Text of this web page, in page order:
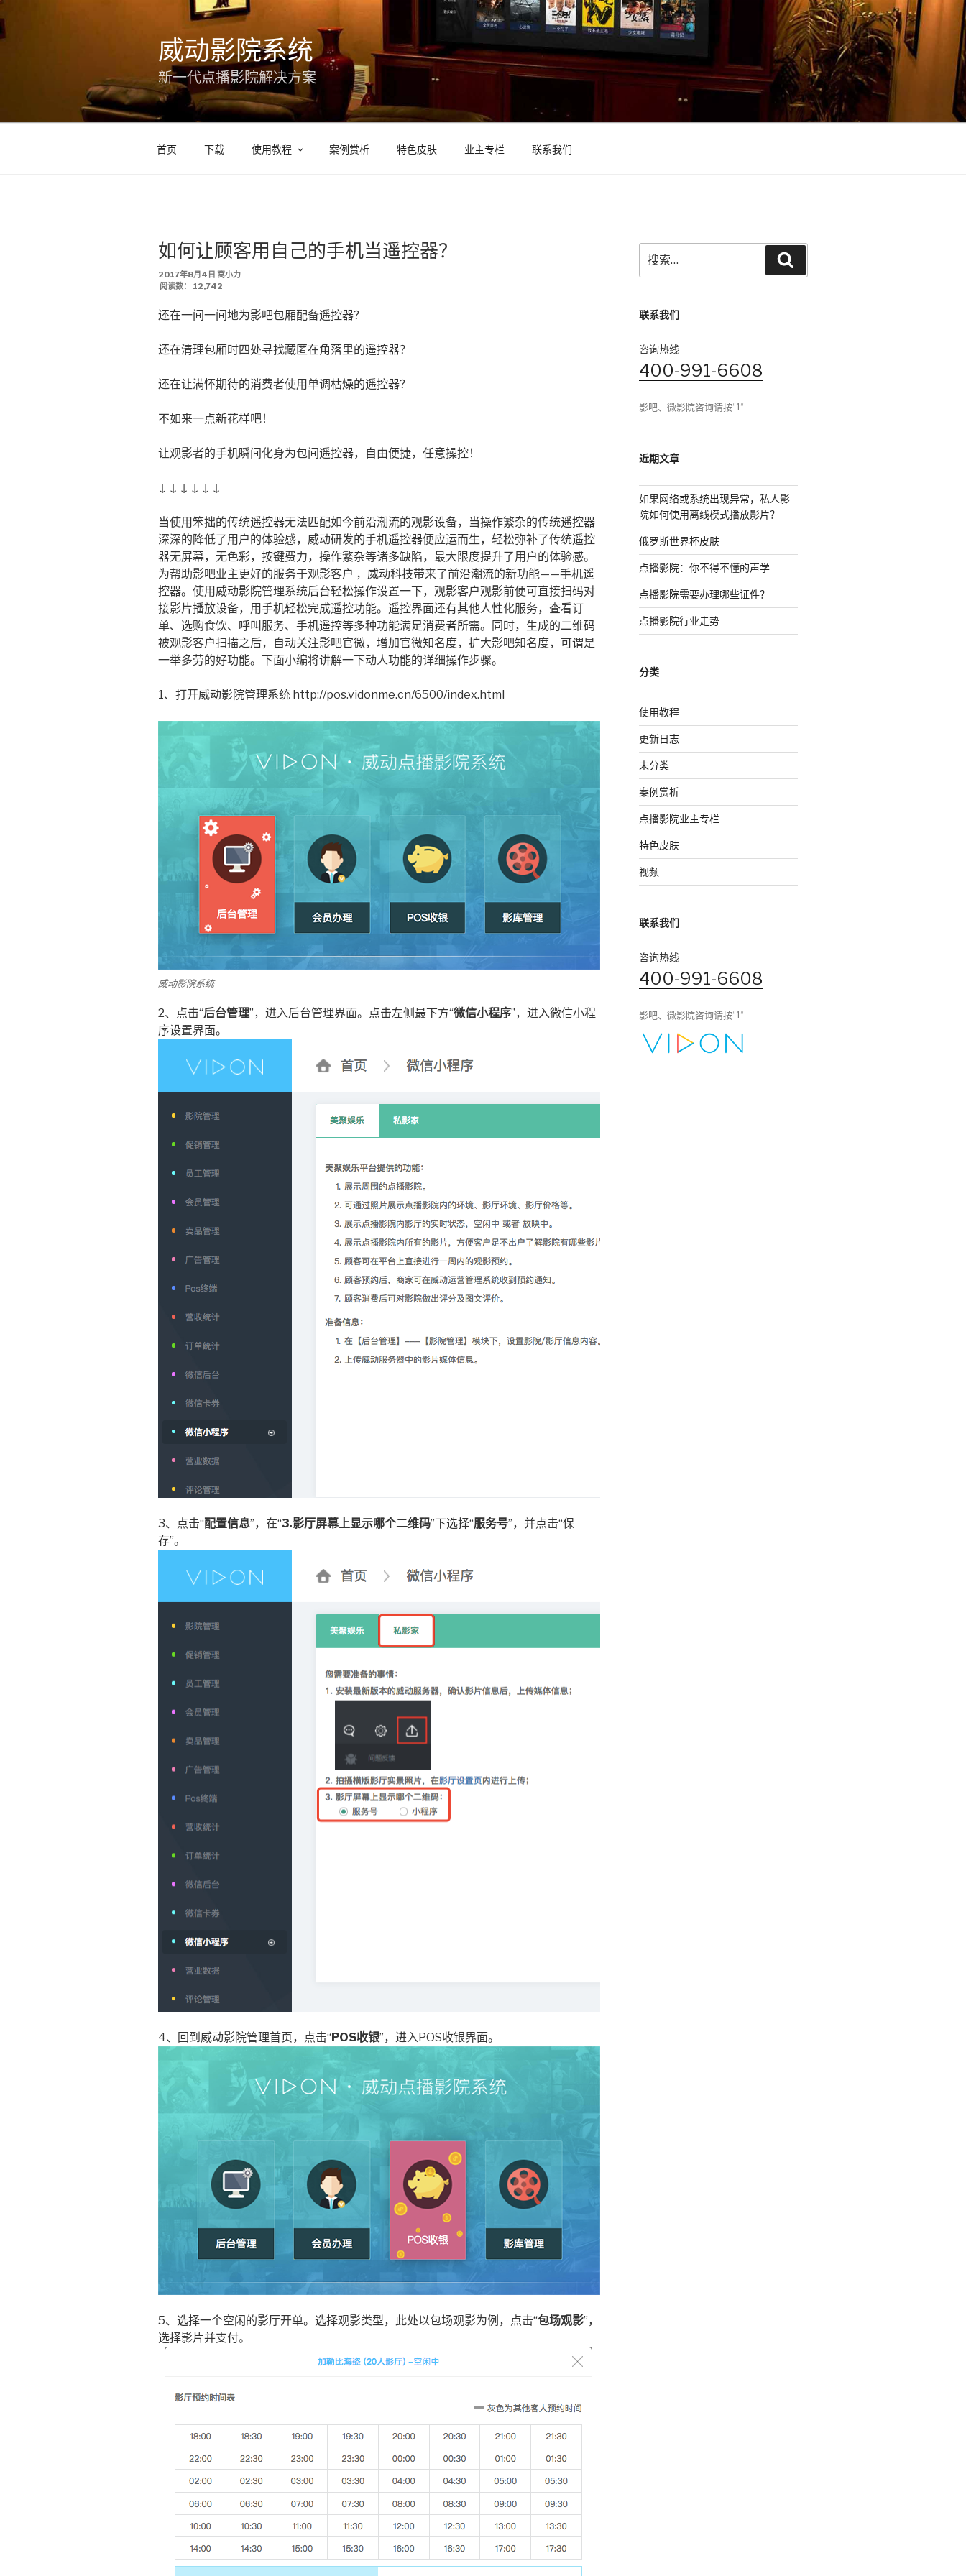
跳
至
内
威动影院系统
新一代点播影院解决方案
首页 下载 使用教程 案例赏析 特色皮肤 业主专栏 联系我们
如何让顾客用自己的手机当遥控器？
发
布
2017年8月4日 窝小力
阅读数： 12,742
还在一间一间地为影吧包厢配备遥控器？
还在清理包厢时四处寻找藏匿在角落里的遥控器？
还在让满怀期待的消费者使用单调枯燥的遥控器？
不如来一点新花样吧！
让观影者的手机瞬间化身为包间遥控器，自由便捷，任意操控！
↓ ↓ ↓ ↓ ↓ ↓
当使用笨拙的传统遥控器无法匹配如今前沿潮流的观影设备，当操作繁杂的传统遥控器
深深的降低了用户的体验感，威动研发的手机遥控器便应运而生，轻松弥补了传统遥控
器无屏幕，无色彩，按键费力，操作繁杂等诸多缺陷，最大限度提升了用户的体验感。
为帮助影吧业主更好的服务于观影客户 ，威动科技带来了前沿潮流的新功能——手机遥
控器。使用威动影院管理系统后台轻松操作设置一下，观影客户观影前便可直接扫码对
接影片播放设备，用手机轻松完成遥控功能。遥控界面还有其他人性化服务，查看订
单、选购食饮、呼叫服务、手机遥控等多种功能满足消费者所需。同时，生成的二维码
被观影客户扫描之后，自动关注影吧官微，增加官微知名度，扩大影吧知名度，可谓是
一举多劳的好功能。下面小编将讲解一下动人功能的详细操作步骤。
1、打开威动影院管理系统 http://pos.vidonme.cn/6500/index.html
威动影院系统
2、点击“后台管理”，进入后台管理界面。点击左侧最下方“微信小程序”，进入微信小程
序设置界面。
3、点击“配置信息”，在“3.影厅屏幕上显示哪个二维码”下选择“服务号”，并点击“保
存”。
4、回到威动影院管理首页，点击“ POS收银”，进入POS收银界面。
5、选择一个空闲的影厅开单。选择观影类型，此处以包场观影为例，点击“包场观影”，
选择影片并支付。
索：
索
联系我们
咨询热线
400-991-6608
影吧、微影院咨询请按“1“
近期文章
如果网络或系统出现异常，私人影
院如何使用离线模式播放影片？
俄罗斯世界杯皮肤
点播影院：你不得不懂的声学
点播影院需要办理哪些证件？
点播影院行业走势
分类
使用教程
更新日志
未分类
案例赏析
点播影院业主专栏
特色皮肤
视频
联系我们
咨询热线
400-991-6608
影吧、微影院咨询请按“1“